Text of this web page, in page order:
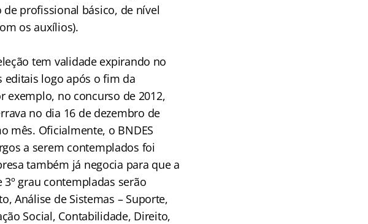
profissional básico, de nível
os auxílios).
tem validade expirando no
editais logo após o fim da
exemplo, no concurso de 2012,
no dia 16 de dezembro de
mês. Oficialmente, o BNDES
a serem contemplados foi
também já negocia para que a
3º grau contempladas serão
Análise de Sistemas – Suporte,
Social, Contabilidade, Direito,